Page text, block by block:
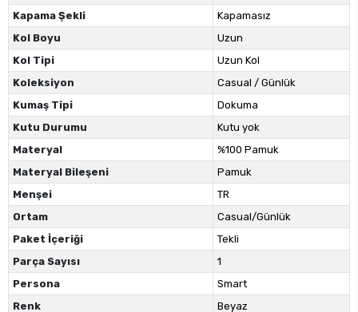
Kapama Şekli
Kapamasız
Kol Boyu
Uzun
Kol Tipi
Uzun Kol
Koleksiyon
Casual / Günlük
Kumaş Tipi
Dokuma
Kutu Durumu
Kutu yok
Materyal
%100 Pamuk
Materyal Bileşeni
Pamuk
Menşei
TR
Ortam
Casual/Günlük
Paket İçeriği
Tekli
Parça Sayısı
1
Persona
Smart
Renk
Beyaz